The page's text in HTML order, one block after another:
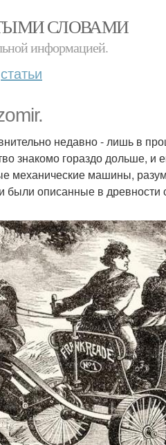
СЛОВАМИ
информацией.
статьи
недавно - лишь в
знакомо гораздо дольше, и
механические машины,
описанные в древности